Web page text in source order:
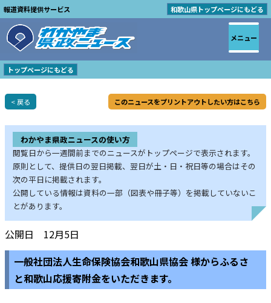
報道資料提供サービス 和歌山県トップページにもどる
トップページにもどる
< 戻る このニュースをプリントアウトしたい方はこちら
わかやま県政ニュースの使い方
閲覧日から一週間前までのニュースがトップページで表示されます。
原則として、提供日の翌日掲載、翌日が土・日・祝日等の場合はその
次の平日に掲載されます。
公開している情報は資料の一部（図表や冊子等）を掲載していないこ
とがあります。
公開日 12月5日
一般社団法人生命保険協会和歌山県協会 様からふるさ
と和歌山応援寄附金をいただきます。
メニュー